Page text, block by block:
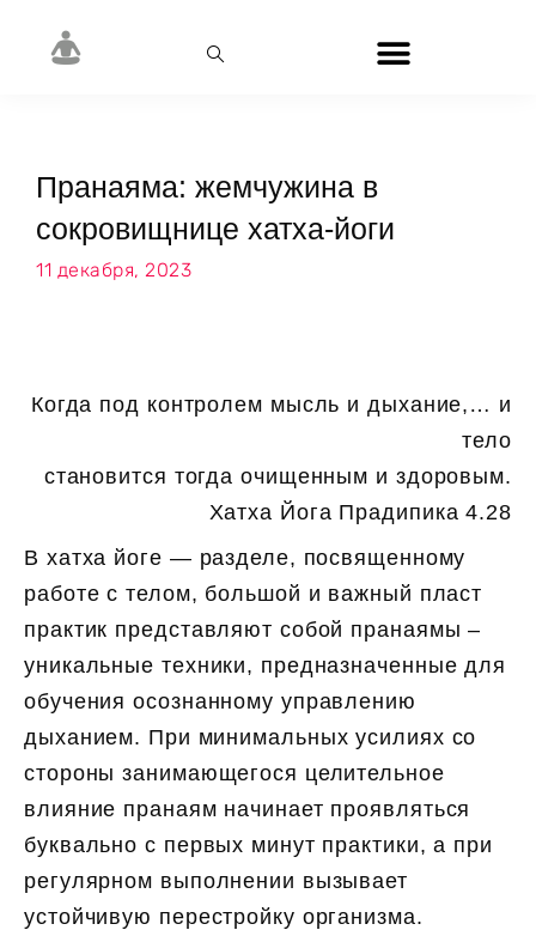
Пранаяма: жемчужина в
сокровищнице хатха-йоги
11 декабря, 2023
Когда под контролем мысль и дыхание,… и
тело
становится тогда очищенным и здоровым.
Хатха Йога Прадипика 4.28
В хатха йоге — разделе, посвященному
работе с телом, большой и важный пласт
практик представляют собой пранаямы –
уникальные техники, предназначенные для
обучения осознанному управлению
дыханием. При минимальных усилиях со
стороны занимающегося целительное
влияние пранаям начинает проявляться
буквально с первых минут практики, а при
регулярном выполнении вызывает
устойчивую перестройку организма.